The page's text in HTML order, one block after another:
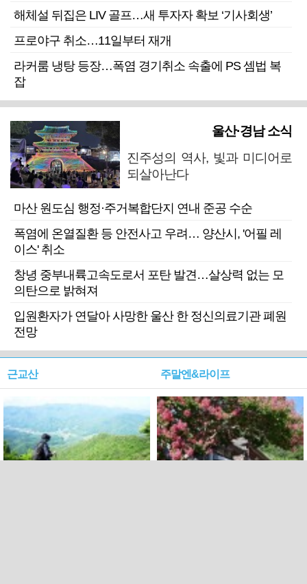
해체설 뒤집은 LIV 골프…새 투자자 확보 ‘기사회생’
프로야구 취소…11일부터 재개
라커룸 냉탕 등장…폭염 경기취소 속출에 PS 셈법 복
잡
울산·경남 소식
진주성의 역사, 빛과 미디어로
되살아난다
마산 원도심 행정·주거복합단지 연내 준공 수순
폭염에 온열질환 등 안전사고 우려… 양산시, '어필 레
이스' 취소
창녕 중부내륙고속도로서 포탄 발견…살상력 없는 모
의탄으로 밝혀져
입원환자가 연달아 사망한 울산 한 정신의료기관 폐원
전망
근교산 주말엔&라이프